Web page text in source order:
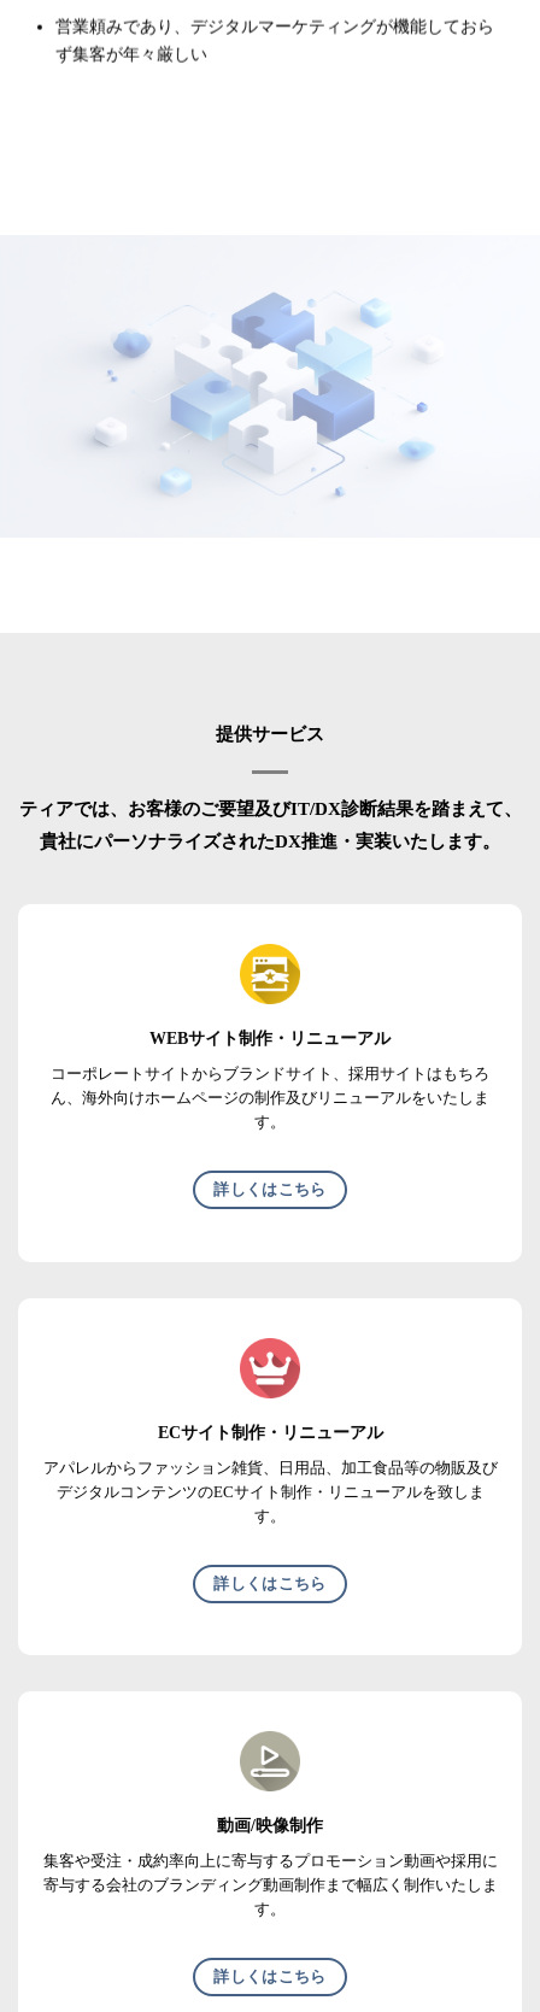
営業頼みであり、デジタルマーケティングが機能しておら
ず集客が年々厳しい
提供サービス
ティアでは、お客様のご要望及びIT/DX診断結果を踏まえて、
貴社にパーソナライズされたDX推進・実装いたします。
WEBサイト制作・リニューアル
コーポレートサイトからブランドサイト、採用サイトはもちろ
ん、海外向けホームページの制作及びリニューアルをいたしま
す。
詳しくはこちら
ECサイト制作・リニューアル
アパレルからファッション雑貨、日用品、加工食品等の物販及び
デジタルコンテンツのECサイト制作・リニューアルを致しま
す。
詳しくはこちら
動画/映像制作
集客や受注・成約率向上に寄与するプロモーション動画や採用に
寄与する会社のブランディング動画制作まで幅広く制作いたしま
す。
詳しくはこちら